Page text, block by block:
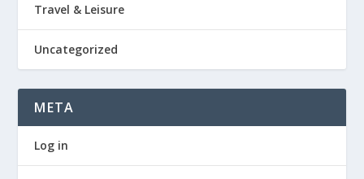
Travel & Leisure
Uncategorized
META
Log in